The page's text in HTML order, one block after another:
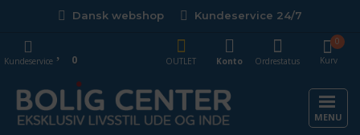
Dansk webshop Kundeservice 24/7
Kurv
0
OUTLET
Konto Ordrestatus
Kundeservice 0
MENU